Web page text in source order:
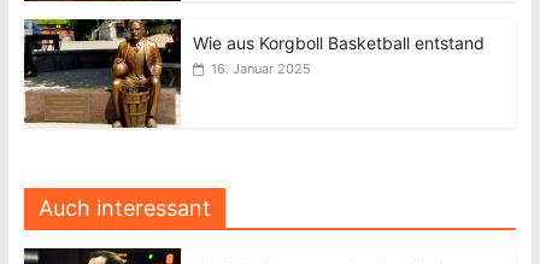
Wie aus Korgboll Basketball entstand
16. Januar 2025
Auch interessant